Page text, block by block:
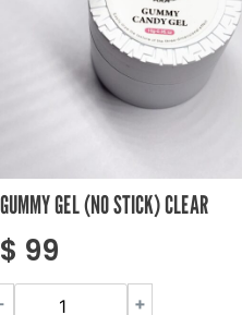
GUMMY GEL (NO STICK) CLEAR
$ 99
+